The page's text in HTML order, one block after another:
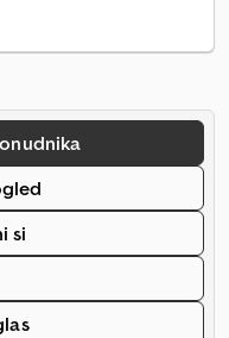
si